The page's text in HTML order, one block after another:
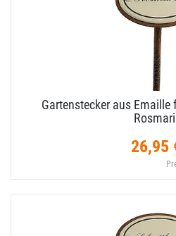
Gartenstecker aus Emaille
26,95